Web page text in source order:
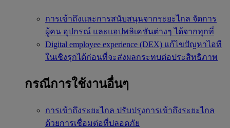
การเข้าถึงและการสนับสนุนจากระยะไกล จัดการ
ผู้คน อุปกรณ์ และแอปพลิเคชันต่างๆ ได้จากทุกที่
Digital employee experience (DEX) แก้ไขปัญหาไอที
ในเชิงรุกได้ก่อนที่จะส่งผลกระทบต่อประสิทธิภาพ
กรณีการใช้งานอื่นๆ
การเข้าถึงระยะไกล ปรับปรุงการเข้าถึงระยะไกล
ด้วยการเชื่อมต่อที่ปลอดภัย